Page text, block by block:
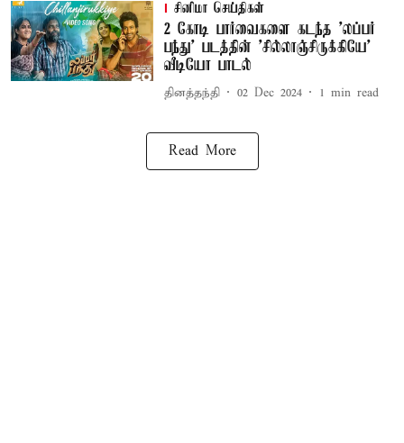
சினிமா செய்திகள்
2 கோடி பார்வைகளை கடந்த 'லப்பர்
பந்து' படத்தின் 'சில்லாஞ்சிருக்கியே'
வீடியோ பாடல்
தினத்தந்தி 02 Dec 2024 1 min read
Read More